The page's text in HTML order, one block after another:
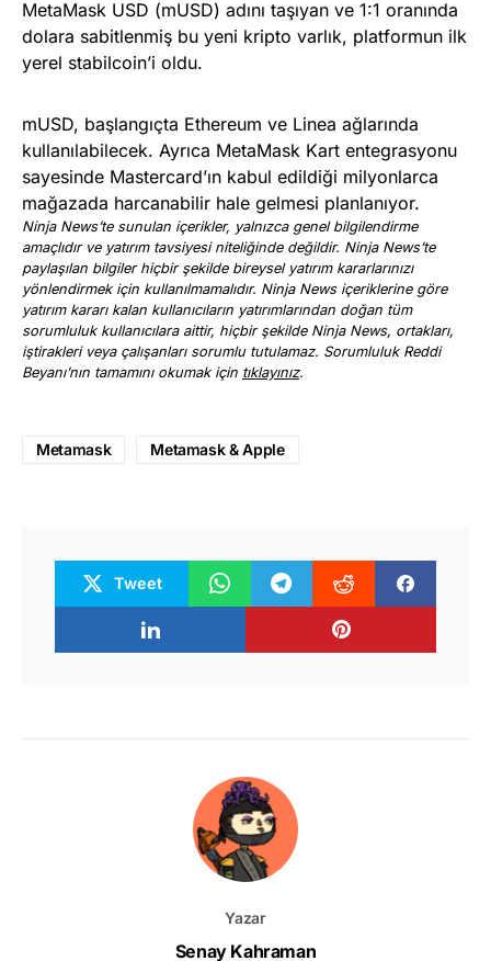
MetaMask USD (mUSD) adını taşıyan ve 1:1 oranında
dolara sabitlenmiş bu yeni kripto varlık, platformun ilk
yerel stabilcoin’i oldu.
mUSD, başlangıçta Ethereum ve Linea ağlarında
kullanılabilecek. Ayrıca MetaMask Kart entegrasyonu
sayesinde Mastercard’ın kabul edildiği milyonlarca
mağazada harcanabilir hale gelmesi planlanıyor.
Ninja News’te sunulan içerikler, yalnızca genel bilgilendirme
amaçlıdır ve yatırım tavsiyesi niteliğinde değildir. Ninja News’te
paylaşılan bilgiler hiçbir şekilde bireysel yatırım kararlarınızı
yönlendirmek için kullanılmamalıdır. Ninja News içeriklerine göre
yatırım kararı kalan kullanıcıların yatırımlarından doğan tüm
sorumluluk kullanıcılara aittir, hiçbir şekilde Ninja News, ortakları,
iştirakleri veya çalışanları sorumlu tutulamaz. Sorumluluk Reddi
Beyanı’nın tamamını okumak için tıklayınız.
Metamask Metamask & Apple
Tweet
Yazar
Senay Kahraman